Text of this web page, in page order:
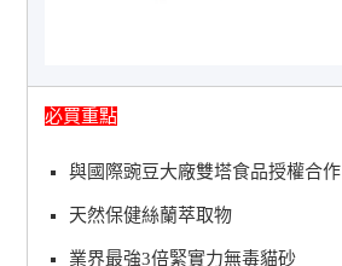
必買重點
與國際豌豆大廠雙塔食品授權合作
天然保健絲蘭萃取物
業界最強3倍緊實力無毒貓砂